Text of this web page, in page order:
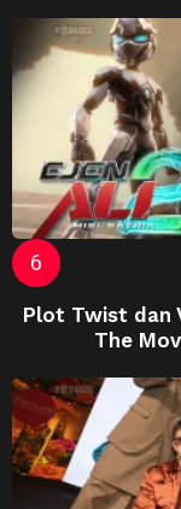
Plot Twist dan
The